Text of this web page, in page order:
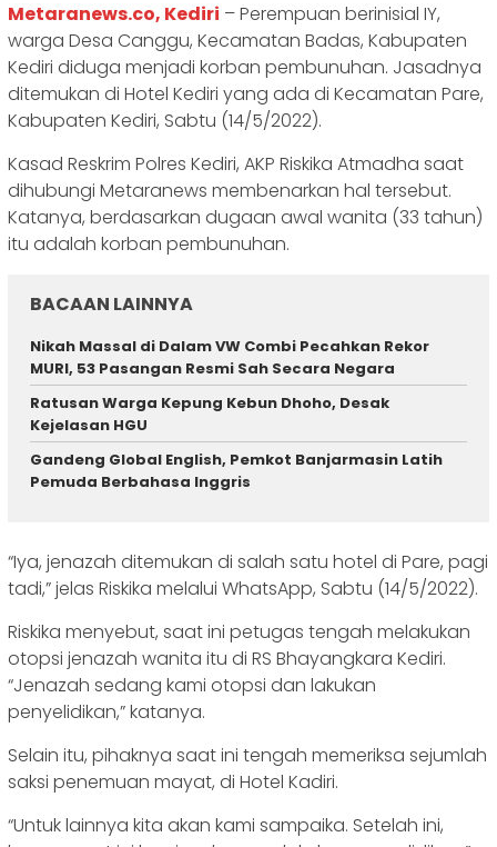
Metaranews.co, Kediri – Perempuan berinisial IY,
warga Desa Canggu, Kecamatan Badas, Kabupaten
Kediri diduga menjadi korban pembunuhan. Jasadnya
ditemukan di Hotel Kediri yang ada di Kecamatan Pare,
Kabupaten Kediri, Sabtu (14/5/2022).
Kasad Reskrim Polres Kediri, AKP Riskika Atmadha saat
dihubungi Metaranews membenarkan hal tersebut.
Katanya, berdasarkan dugaan awal wanita (33 tahun)
itu adalah korban pembunuhan.
BACAAN LAINNYA
‎Nikah Massal di Dalam VW Combi Pecahkan Rekor
MURI, 53 Pasangan Resmi Sah Secara Negara ‎
‎Ratusan Warga Kepung Kebun Dhoho, Desak
Kejelasan HGU
Gandeng Global English, Pemkot Banjarmasin Latih
Pemuda Berbahasa Inggris
“Iya, jenazah ditemukan di salah satu hotel di Pare, pagi
tadi,” jelas Riskika melalui WhatsApp, Sabtu (14/5/2022).
Riskika menyebut, saat ini petugas tengah melakukan
otopsi jenazah wanita itu di RS Bhayangkara Kediri.
“Jenazah sedang kami otopsi dan lakukan
penyelidikan,” katanya.
Selain itu, pihaknya saat ini tengah memeriksa sejumlah
saksi penemuan mayat, di Hotel Kadiri.
“Untuk lainnya kita akan kami sampaika. Setelah ini,